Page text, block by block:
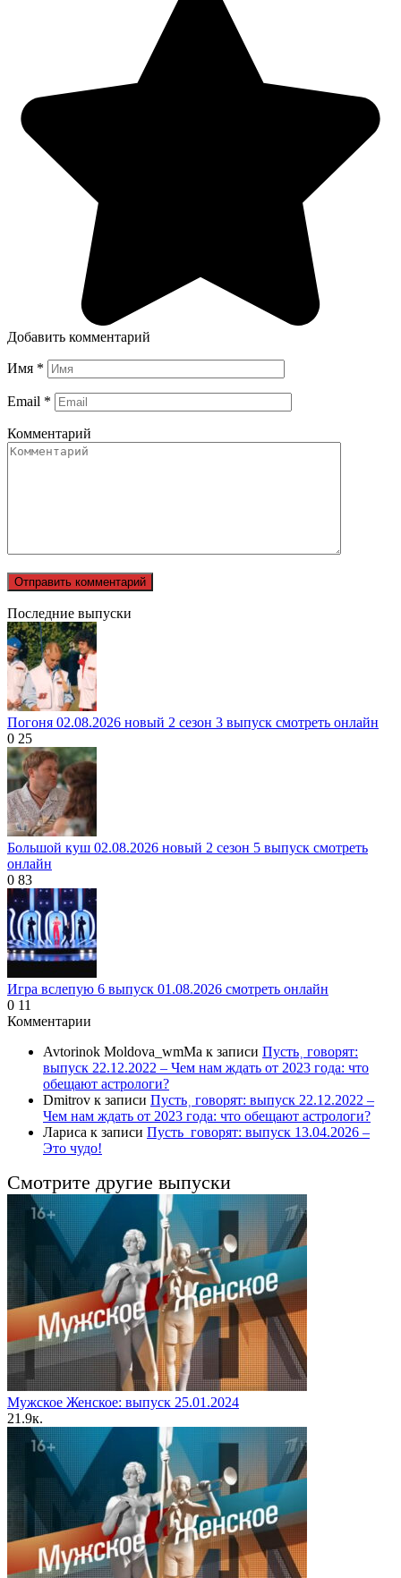
Добавить комментарий
Имя *
Email *
Комментарий
Последние выпуски
Погоня 02.08.2026 новый 2 сезон 3 выпуск смотреть онлайн
0 25
Большой куш 02.08.2026 новый 2 сезон 5 выпуск смотреть
онлайн
0 83
Игра вслепую 6 выпуск 01.08.2026 смотреть онлайн
0 11
Комментарии
Avtorinok Moldova_wmMa к записи Пусть˲ говорят:
выпуск 22.12.2022 – Чем нам ждать от 2023 года: что
обещают астрологи?
Dmitrov к записи Пусть˲ говорят: выпуск 22.12.2022 –
Чем нам ждать от 2023 года: что обещают астрологи?
Лариса к записи Пусть_говорят: выпуск 13.04.2026 –
Это чудо!
Смотрите другие выпуски
Мужское Женское: выпуск 25.01.2024
21.9к.